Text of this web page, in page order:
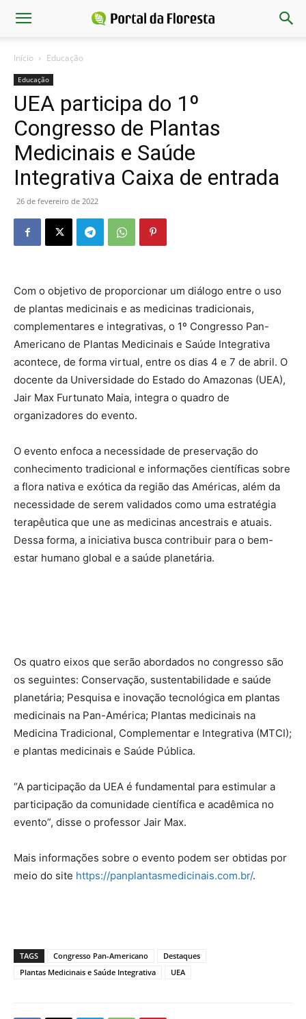
Início Educação
Educação
UEA participa do 1º
Congresso de Plantas
Medicinais e Saúde
Integrativa Caixa de entrada
26 de fevereiro de 2022
Com o objetivo de proporcionar um diálogo entre o uso
de plantas medicinais e as medicinas tradicionais,
complementares e integrativas, o 1º Congresso Pan-
Americano de Plantas Medicinais e Saúde Integrativa
acontece, de forma virtual, entre os dias 4 e 7 de abril. O
docente da Universidade do Estado do Amazonas (UEA),
Jair Max Furtunato Maia, integra o quadro de
organizadores do evento.
O evento enfoca a necessidade de preservação do
conhecimento tradicional e informações científicas sobre
a flora nativa e exótica da região das Américas, além da
necessidade de serem validados como uma estratégia
terapêutica que une as medicinas ancestrais e atuais.
Dessa forma, a iniciativa busca contribuir para o bem-
estar humano global e a saúde planetária.
Os quatro eixos que serão abordados no congresso são
os seguintes: Conservação, sustentabilidade e saúde
planetária; Pesquisa e inovação tecnológica em plantas
medicinais na Pan-América; Plantas medicinais na
Medicina Tradicional, Complementar e Integrativa (MTCI);
e plantas medicinais e Saúde Pública.
“A participação da UEA é fundamental para estimular a
participação da comunidade científica e acadêmica no
evento”, disse o professor Jair Max.
Mais informações sobre o evento podem ser obtidas por
meio do site https://panplantasmedicinais.com.br/.
TAGS Congresso Pan-Americano
Destaques
Plantas Medicinais e Saúde Integrativa
UEA